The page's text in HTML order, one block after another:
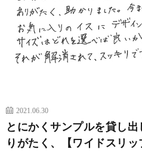
2021.06.30
とにかくサンプルを貸し
りがたく、【ワイドスリッ